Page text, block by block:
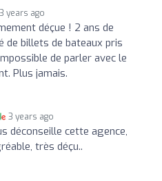
3 years ago
déçue ! 2 ans de
billets de bateaux pris
de parler avec le
Plus jamais.
3 years ago
déconseille cette agence,
très déçu..